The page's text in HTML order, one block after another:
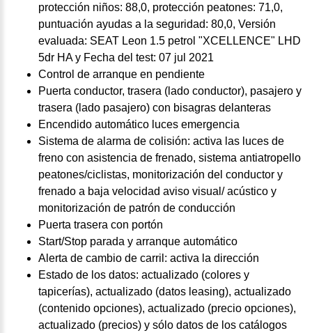
protección niños: 88,0, protección peatones: 71,0,
puntuación ayudas a la seguridad: 80,0, Versión
evaluada: SEAT Leon 1.5 petrol "XCELLENCE" LHD
5dr HA y Fecha del test: 07 jul 2021
Control de arranque en pendiente
Puerta conductor, trasera (lado conductor), pasajero y
trasera (lado pasajero) con bisagras delanteras
Encendido automático luces emergencia
Sistema de alarma de colisión: activa las luces de
freno con asistencia de frenado, sistema antiatropello
peatones/ciclistas, monitorización del conductor y
frenado a baja velocidad aviso visual/ acústico y
monitorización de patrón de conducción
Puerta trasera con portón
Start/Stop parada y arranque automático
Alerta de cambio de carril: activa la dirección
Estado de los datos: actualizado (colores y
tapicerías), actualizado (datos leasing), actualizado
(contenido opciones), actualizado (precio opciones),
actualizado (precios) y sólo datos de los catálogos